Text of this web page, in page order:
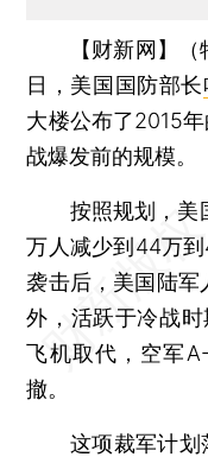
【财新网】
日，美国国防部长
大楼公布了2015
战爆发前的规模。
按照规划，美
万人减少到44万到
袭击后，美国陆
外，活跃于冷战
飞机取代，空军
撤。
这项裁军计划